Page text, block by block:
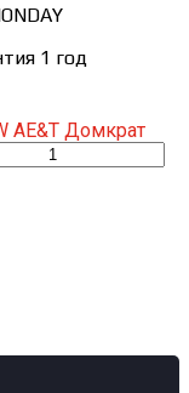
1 год
AE&T Домкрат